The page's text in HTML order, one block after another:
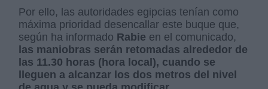
Por ello, las autoridades egipcias tenían como
máxima prioridad desencallar este buque que,
según ha informado Rabie en el comunicado,
las maniobras serán retomadas alrededor de
las 11.30 horas (hora local), cuando se
lleguen a alcanzar los dos metros del nivel